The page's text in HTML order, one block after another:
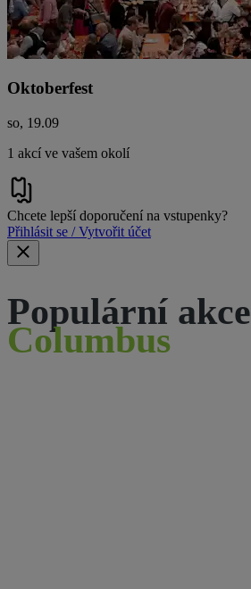
Oktoberfest
so, 19.09
1 akcí ve vašem okolí
Chcete lepší doporučení na vstupenky?
Přihlásit se / Vytvořit účet
Populární
Columbus